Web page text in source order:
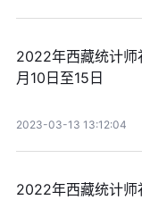
2022年西藏统计
月10日至15日
2023-03-13 13:12:04
2022年西藏统计师